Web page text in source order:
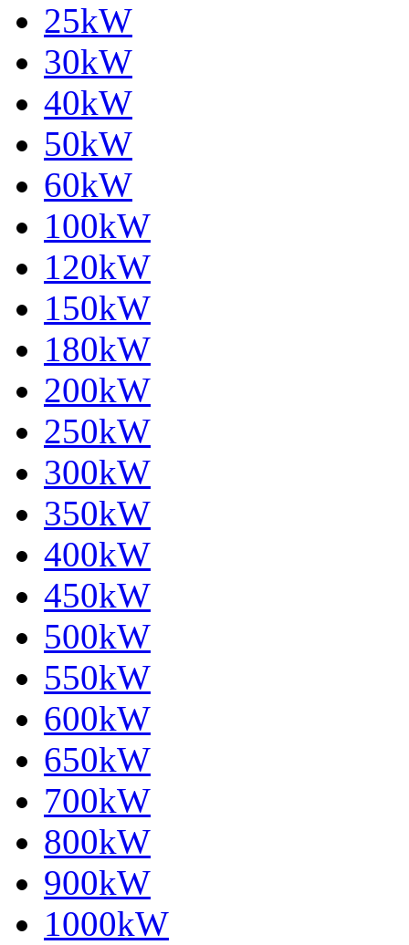
25kW
30kW
40kW
50kW
60kW
100kW
120kW
150kW
180kW
200kW
250kW
300kW
350kW
400kW
450kW
500kW
550kW
600kW
650kW
700kW
800kW
900kW
1000kW